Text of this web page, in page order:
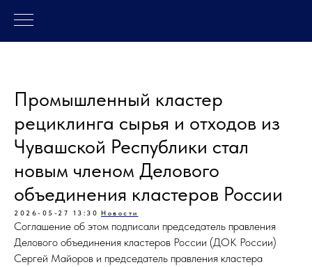
Промышленный кластер
рециклинга сырья и отходов из
Чувашской Республики стал
новым членом Делового
объединения кластеров России
2026-05-27 13:30 Новости
Соглашение об этом подписали председатель правления
Делового объединения кластеров России (ДОК России)
Сергей Майоров и председатель правления кластера